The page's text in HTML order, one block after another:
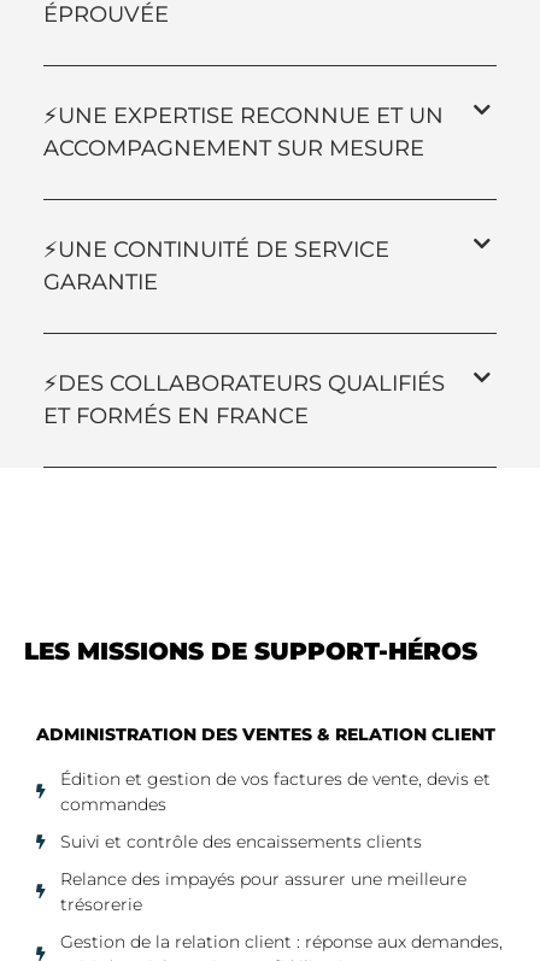
ÉPROUVÉE
⚡️UNE EXPERTISE RECONNUE ET UN
ACCOMPAGNEMENT SUR MESURE
⚡️UNE CONTINUITÉ DE SERVICE
GARANTIE
⚡️DES COLLABORATEURS QUALIFIÉS
ET FORMÉS EN FRANCE
LES MISSIONS DE SUPPORT-HÉROS
ADMINISTRATION DES VENTES & RELATION CLIENT
Édition et gestion de vos factures de vente, devis et
commandes
Suivi et contrôle des encaissements clients
Relance des impayés pour assurer une meilleure
trésorerie
Gestion de la relation client : réponse aux demandes,